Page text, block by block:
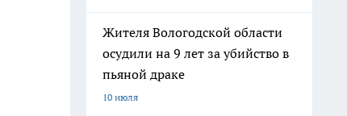
Жителя Вологодской области
осудили на 9 лет за убийство в
пьяной драке
10 июля